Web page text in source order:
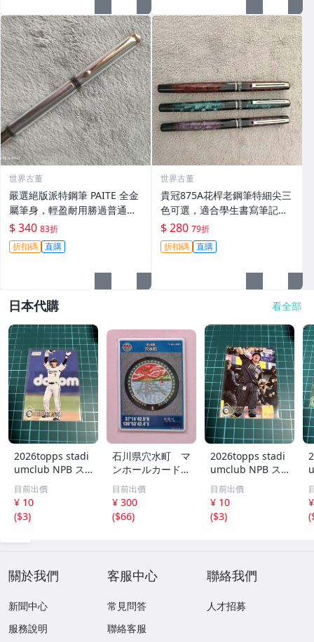
世界古董
嚴選絕版派特鋼筆 PAITE 全金
屬筆身，輕盈耐用勝過普通筆
款。銀色條紋設計搭配黑金配
件，展現高級風採。類似派克
小明尖0.5mm筆芯，滑順書寫
$ 340 83折
折扣碼 直購
世界古董
貴冠875A花桿老鋼筆特細尖三
色可選，適合學生書寫筆記與
練字數量有限嚴選推薦 875a
老鋼筆 鎳合金 筆尖
$ 280 79折
折扣碼 直購
日本代購 看全部
2026topps stadi
umclub NPB ス
タジアムクラブ 1
60 オリックスバ
ファローズ 西川
龍馬
目前出價
¥ 10
($3)
石川県穴水町 マ
ンホールカード
A001 ロット00
4
目前出價
¥ 300
($66)
2026topps stadi
umclub NPB ス
タジアムクラブ 1
68 オリックスバ
ファローズ 杉本
裕太郎
目前出價
¥ 10
($3)
(
關於我們
新聞中心
服務說明
客服中心
常見問答
聯絡客服
聯絡我們
人才招募